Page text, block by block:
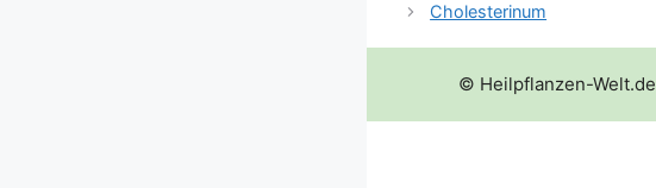
Cholesterinum
© Heilpflanzen-